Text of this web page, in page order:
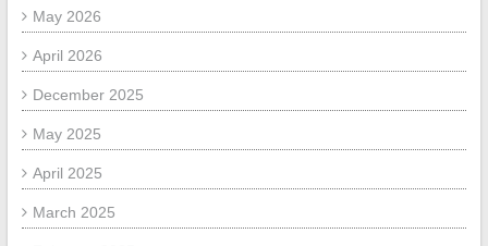
May 2026
April 2026
December 2025
May 2025
April 2025
March 2025